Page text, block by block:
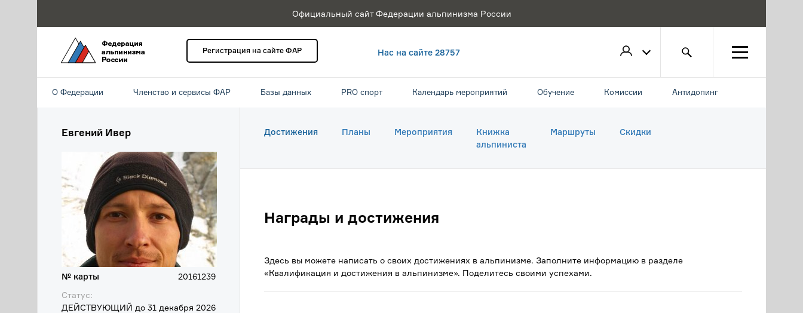
Официальный сайт Федерации альпинизма России
Регистрация на сайте ФАР Нас на сайте 28757
О Федерации Членство и сервисы ФАР Базы данных PRO спорт Календарь мероприятий Обучение Комиссии Антидопинг
Евгений Ивер
№ карты
20161239
Статус:
ДЕЙСТВУЮЩИЙ до 31 декабря 2026
Достижения Планы Мероприятия
Книжка
альпиниста
Маршруты Скидки
Награды и достижения
Здесь вы можете написать о своих достижениях в альпинизме. Заполните информацию в разделе
«Квалификация и достижения в альпинизме». Поделитесь своими успехами.